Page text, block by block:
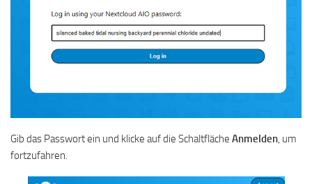
Gib das Passwort ein und klicke auf die Schaltfläche Anmelden, um
fortzufahren.